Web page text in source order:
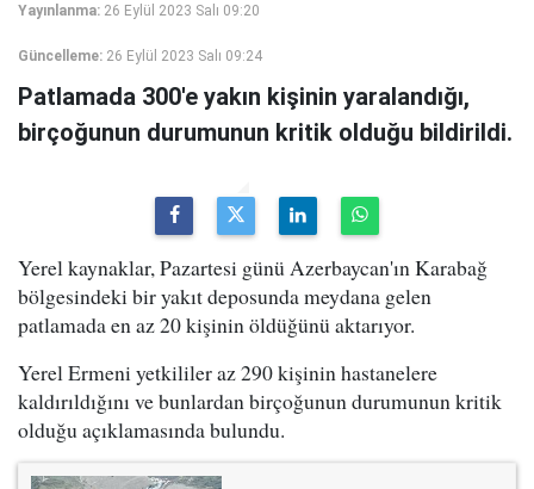
Yayınlanma: 26 Eylül 2023 Salı 09:20
Güncelleme: 26 Eylül 2023 Salı 09:24
Patlamada 300'e yakın kişinin yaralandığı,
birçoğunun durumunun kritik olduğu bildirildi.
Yerel kaynaklar, Pazartesi günü Azerbaycan'ın Karabağ
bölgesindeki bir yakıt deposunda meydana gelen
patlamada en az 20 kişinin öldüğünü aktarıyor.
Yerel Ermeni yetkililer az 290 kişinin hastanelere
kaldırıldığını ve bunlardan birçoğunun durumunun kritik
olduğu açıklamasında bulundu.